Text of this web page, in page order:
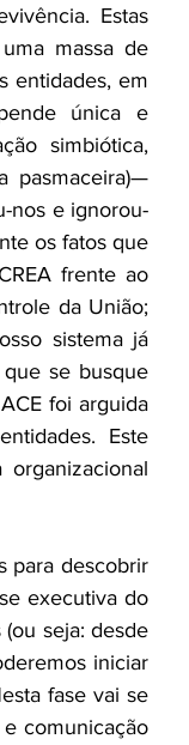
Estas
massa de
entidades, em
única e
simbiótica,
pasmaceira)—
nos e ignorou-
os fatos que
frente ao
da União;
sistema já
se busque
foi arguida
Este
para descobrir
seja: desde
iniciar
fase vai se
comunicação